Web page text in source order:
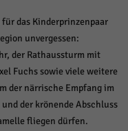
das Kinderprinzenpaar
unvergessen:
der Rathaussturm mit
Fuchs sowie viele weitere
der närrische Empfang im
der krönende Abschluss
fliegen dürfen.